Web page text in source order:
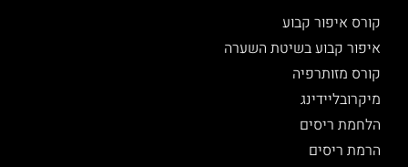
קורס איפור קבוע
איפור קבוע בשיטת השערה
קורס מזותרפיה
מיקרובליידינג
הלחמת ריסים
הרמת ריסים